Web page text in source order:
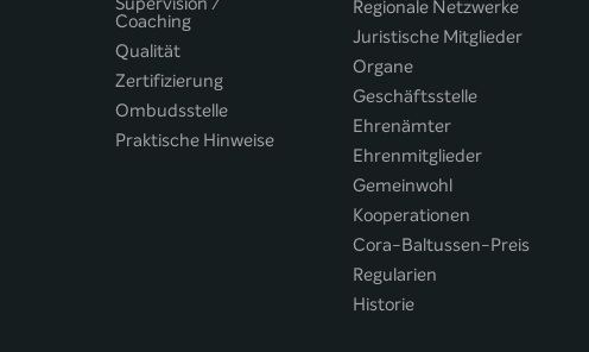
Coaching
Qualität
Zertifizierung
Ombudsstelle
Praktische Hinweise
Regionale Netzwerke
Juristische Mitglieder
Organe
Geschäftsstelle
Ehrenämter
Ehrenmitglieder
Gemeinwohl
Kooperationen
Cora-Baltussen-Preis
Regularien
Historie